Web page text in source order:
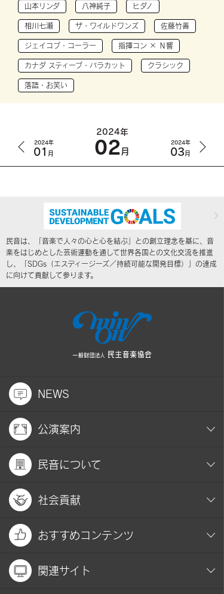
山本リンダ 八神純子 ヒダノ
相川七瀬 ザ・ワイルドワンズ 佐藤竹善
ジェイコブ・コーラー 指揮コン × Ｎ響
カナダ スティーブ・バラカット クラシック
落語・お笑い
2024年
01 月
2024年
02月
2024年
03月
民音は、「音楽で人々の心と心を結ぶ」との創立理念を基に、音
楽をはじめとした芸術運動を通して世界各国との文化交流を推進
し、「SDGs（エスディージーズ／持続可能な開発目標）」の達成
に向けて貢献して参ります。
NEWS
公演案内
民音について
社会貢献
おすすめコンテンツ
関連サイト